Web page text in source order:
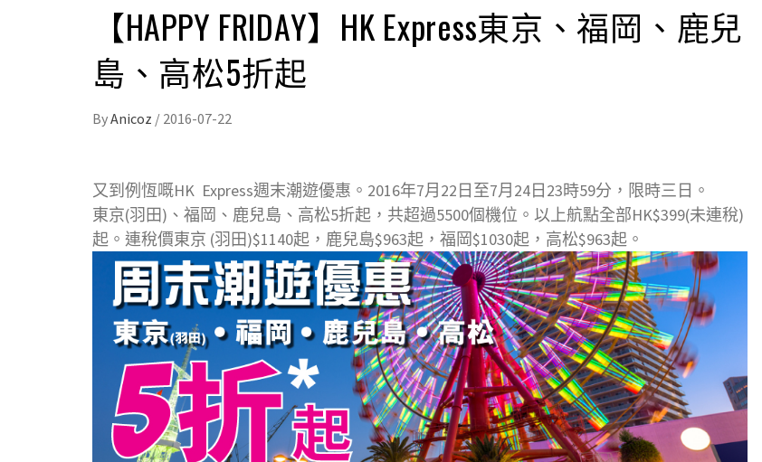
【HAPPY FRIDAY】HK Express東京、福岡、鹿兒
島、高松5折起
ByAnicoz / 2016-07-22
又到例恆嘅HK Express週末潮遊優惠。2016年7月22日至7月24日23時59分，限時三日。
東京(羽田)、福岡、鹿兒島、高松5折起，共超過5500個機位。以上航點全部HK$399(未連稅)
起。連稅價東京 (羽田)$1140起，鹿兒島$963起，福岡$1030起，高松$963起。